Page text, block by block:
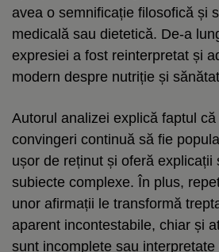
avea o semnificație filosofică și
medicală sau dietetică. De-a
expresiei a fost reinterpretat și
modern despre nutriție și
Autorul analizei explică faptul
convingeri continuă să fie
ușor de reținut și oferă explicații
subiecte complexe. În plus,
unor afirmații le transformă
aparent incontestabile, chiar și
sunt incomplete sau